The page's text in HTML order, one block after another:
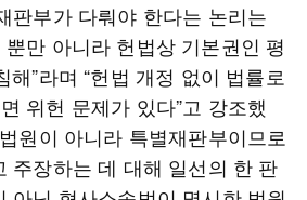
판부가 다뤄야 한다는 논리는
만 아니라 헌법상 기본권인 평
”라며 “헌법 개정 없이 법률로
위헌 문제가 있다”고 강조했
원이 아니라 특별재판부이므로
주장하는 데 대해 일선의 한 판